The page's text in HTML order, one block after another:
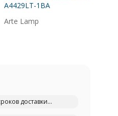
A4429LT-1BA
Arte Lamp
доставки...